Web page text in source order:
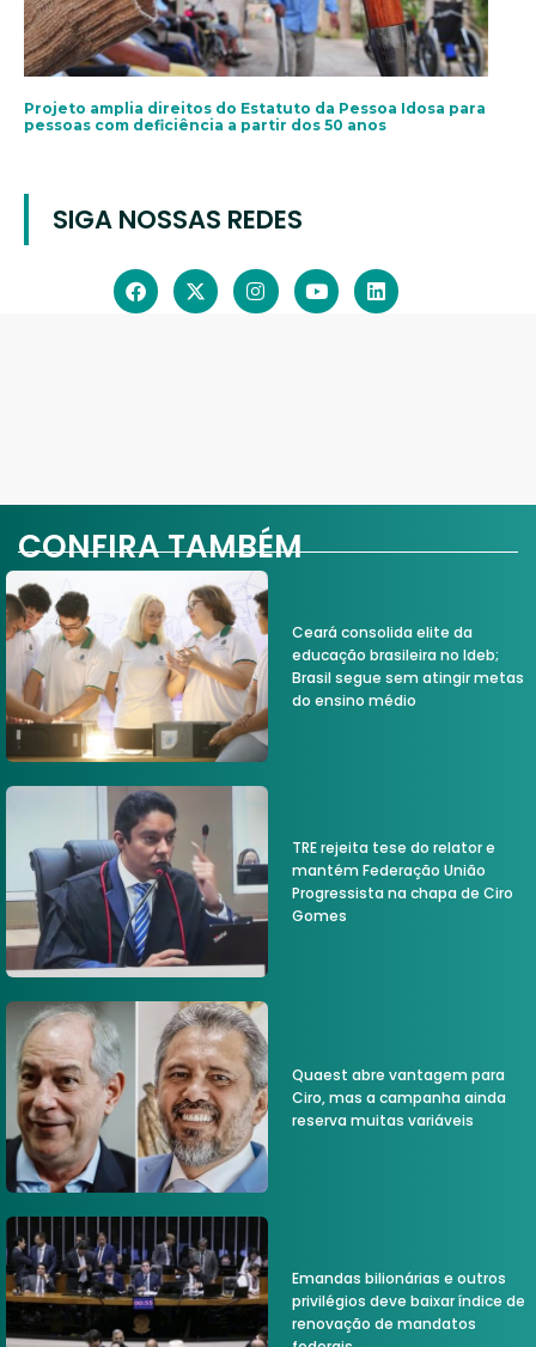
Projeto amplia direitos do Estatuto da Pessoa Idosa para
pessoas com deficiência a partir dos 50 anos
SIGA NOSSAS REDES
CONFIRA TAMBÉM
Ceará consolida elite da
educação brasileira no Ideb;
Brasil segue sem atingir metas
do ensino médio
TRE rejeita tese do relator e
mantém Federação União
Progressista na chapa de Ciro
Gomes
Quaest abre vantagem para
Ciro, mas a campanha ainda
reserva muitas variáveis
Emandas bilionárias e outros
privilégios deve baixar índice de
renovação de mandatos